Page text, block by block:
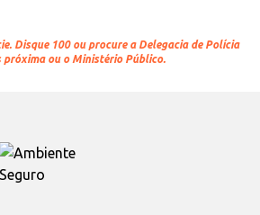
Disque 100 ou procure a Delegacia de Polícia
próxima ou o Ministério Público.